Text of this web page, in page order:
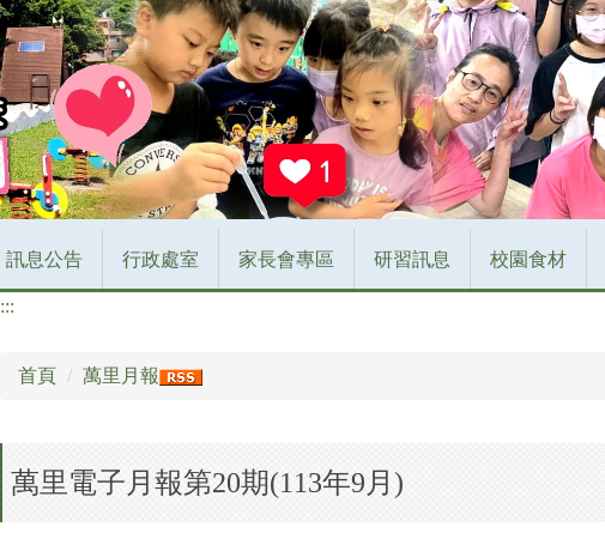
訊息公告 行政處室 家長會專區 研習訊息 校園食材
:::
首頁 萬里月報
萬里電子月報第20期(113年9月)